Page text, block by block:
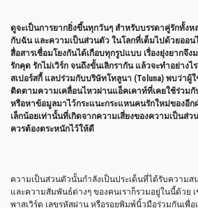
ดูจะเป็นการยากยิ่งขึ้นทุกวันๆ สำหรับบรรดาคู่รักทั้งห
กับฉัน และความเป็นส่วนตัว ในโลกที่เต็มไปด้วยออ
สื่อสารเชื่อมโยงกันได้เกือบทุกรูปแบบ เรื่องยุ่งยากจึ
รักคุด รักไม่เวิร์ก จนถึงขั้นเลิกรากัน แล้วจะทำอย่างไร
สเปอร์สกี้ แลปร่วมกับบริษัทโทลูนา (Toluna) พบว่าผู้ใ
ติดตามความเคลื่อนไหวผ่านแอ็คเคาท์ที่เคยใช้ร่วม
หรือหาข้อมูลมาไว้กระแนะกระแหนคนรักใหม่ของอีก
เล็กน้อยเท่านั้นที่เกิดจากความเสี่ยงของความเป็นส่
ควรต้องตระหนักไว้ให้ดี
ความเป็นส่วนตัวนั้นกำลังเป็นประเด็นที่ได้รับความส
และความสัมพันธ์ต่างๆ ของคนเราก็รวมอยู่ในนี้ด้วย
พาสเวิร์ด เลขรหัสผ่าน หรือรอยพิมพ์นิ้วมือร่วมกันเพื่